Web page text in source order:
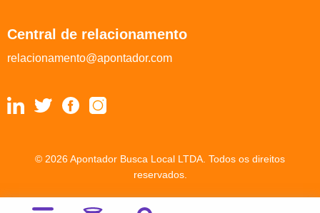
Central de relacionamento
relacionamento@apontador.com
© 2026 Apontador Busca Local LTDA. Todos os direitos
reservados.